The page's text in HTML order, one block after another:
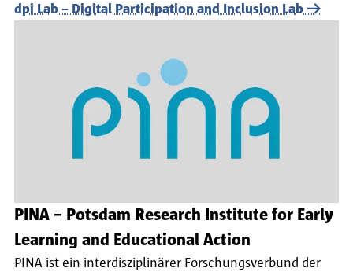
dpi Lab – Digital Participation and Inclusion Lab
PINA – Potsdam Research Institute for Early
Learning and Educational Action
PINA ist ein interdisziplinärer Forschungsverbund der